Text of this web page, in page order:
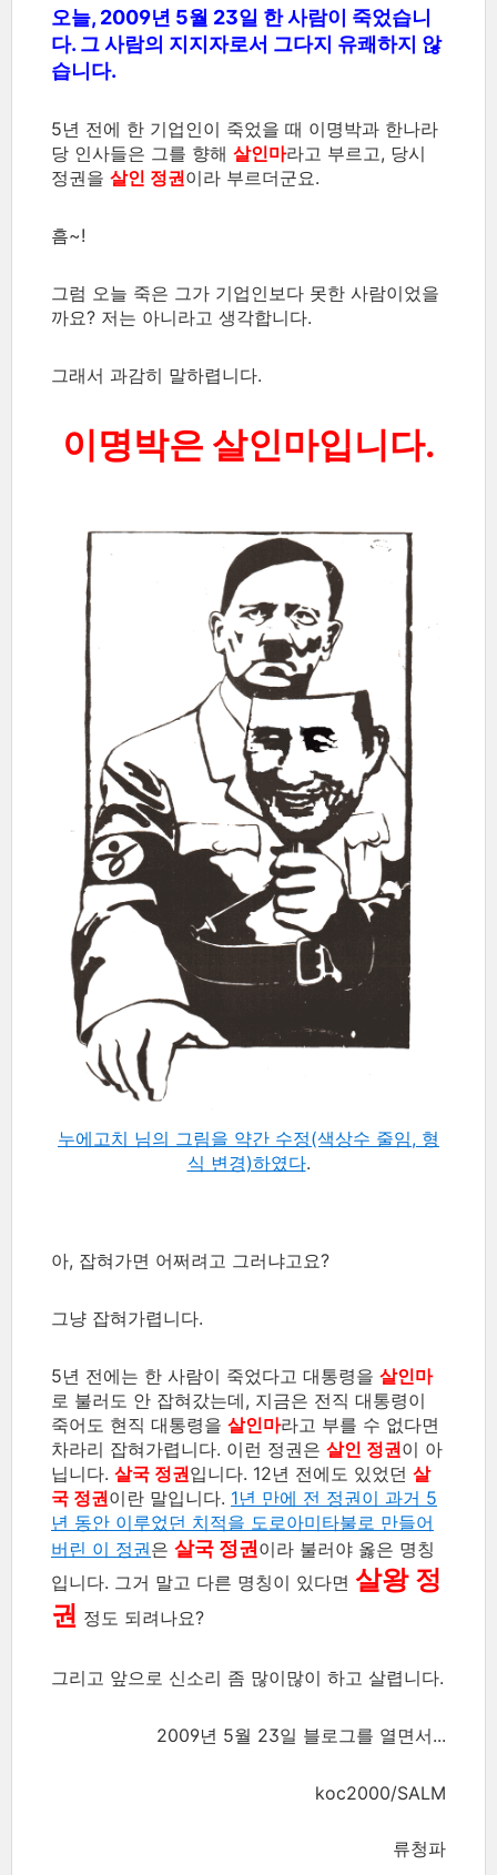
오늘, 2009년 5월 23일 한 사람이 죽었습니
다. 그 사람의 지지자로서 그다지 유쾌하지 않
습니다.
5년 전에 한 기업인이 죽었을 때 이명박과 한나라
당 인사들은 그를 향해 살인마라고 부르고, 당시
정권을 살인 정권이라 부르더군요.
흠~!
그럼 오늘 죽은 그가 기업인보다 못한 사람이었을
까요? 저는 아니라고 생각합니다.
그래서 과감히 말하렵니다.
이명박은 살인마입니다.
누에고치 님의 그림을 약간 수정(색상수 줄임, 형
식 변경)하였다.
아, 잡혀가면 어쩌려고 그러냐고요?
그냥 잡혀가렵니다.
5년 전에는 한 사람이 죽었다고 대통령을 살인마
로 불러도 안 잡혀갔는데, 지금은 전직 대통령이
죽어도 현직 대통령을 살인마라고 부를 수 없다면
차라리 잡혀가렵니다. 이런 정권은 살인 정권이 아
닙니다. 살국 정권입니다. 12년 전에도 있었던 살
국 정권이란 말입니다. 1년 만에 전 정권이 과거 5
년 동안 이루었던 치적을 도로아미타불로 만들어
버린 이 정권은 살국 정권이라 불러야 옳은 명칭
입니다. 그거 말고 다른 명칭이 있다면 살왕 정
권 정도 되려나요?
그리고 앞으로 신소리 좀 많이많이 하고 살렵니다.
2009년 5월 23일 블로그를 열면서...
koc2000/SALM
류청파